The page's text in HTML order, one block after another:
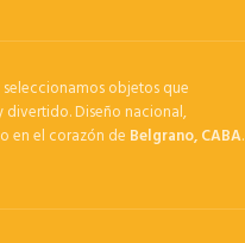
seleccionamos objetos que
divertido. Diseño nacional,
en el corazón de Belgrano, CABA.